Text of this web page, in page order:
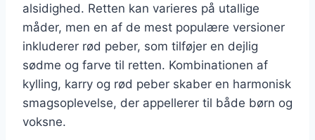
alsidighed. Retten kan varieres på utallige
måder, men en af de mest populære versioner
inkluderer rød peber, som tilføjer en dejlig
sødme og farve til retten. Kombinationen af
kylling, karry og rød peber skaber en harmonisk
smagsoplevelse, der appellerer til både børn og
voksne.